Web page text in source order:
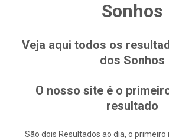
Sonhos
Veja aqui todos os
dos Sonhos
O nosso site é o
resultado
São dois Resultados ao dia, o